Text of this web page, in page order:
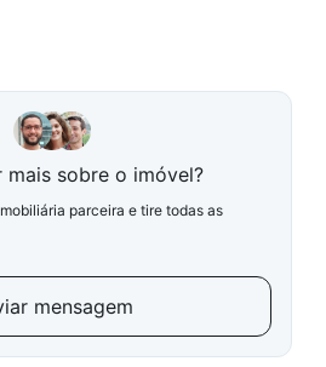
mais sobre o imóvel?
parceira e tire todas as
mensagem